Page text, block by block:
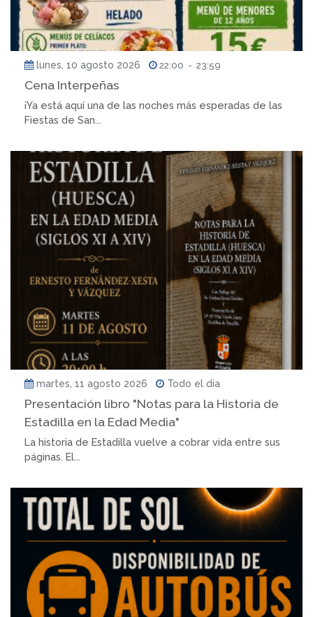
lunes, 10 agosto 2026 22:00 - 23:59
Cena Interpeñas
¡Ya está aquí una de las noches más esperadas de las
Fiestas de San...
martes, 11 agosto 2026 Todo el dia
Presentación libro "Notas para la Historia de
Estadilla en la Edad Media"
La historia de Estadilla vuelve a cobrar vida entre sus
páginas. El...